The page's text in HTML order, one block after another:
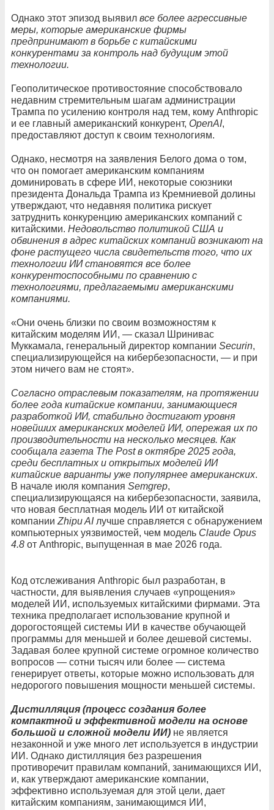
Однако этот эпизод выявил все более агрессивные
меры, которые американские фирмы
предпринимают в борьбе с китайскими
конкурентами за контроль над будущим этой
технологии.
Геополитическое противостояние способствовало
недавним стремительным шагам администрации
Трампа по усилению контроля над тем, кому Anthropic
и ее главный американский конкурент, OpenAI,
предоставляют доступ к своим технологиям.
Однако, несмотря на заявления Белого дома о том,
что он помогает американским компаниям
доминировать в сфере ИИ, некоторые союзники
президента Дональда Трампа из Кремниевой долины
утверждают, что недавняя политика рискует
затруднить конкуренцию американских компаний с
китайскими. Недовольство политикой США и
обвинения в адрес китайских компаний возникают на
фоне растущего числа свидетельств того, что их
технологии ИИ становятся все более
конкурентоспособными по сравнению с
технологиями, предлагаемыми американскими
компаниями.
«Они очень близки по своим возможностям к
китайским моделям ИИ, — сказал Шринивас
Муккамала, генеральный директор компании Securin,
специализирующейся на кибербезопасности, — и при
этом ничего вам не стоят».
Согласно отраслевым показателям, на протяжении
более года китайские компании, занимающиеся
разработкой ИИ, стабильно достигают уровня
новейших американских моделей ИИ, опережая их по
производительности на несколько месяцев. Как
сообщала газета The Post в октябре 2025 года,
среди бесплатных и открытых моделей ИИ
китайские варианты уже популярнее американских.
В начале июля компания Semgrep,
специализирующаяся на кибербезопасности, заявила,
что новая бесплатная модель ИИ от китайской
компании Zhipu AI лучше справляется с обнаружением
компьютерных уязвимостей, чем модель Claude Opus
4.8 от Anthropic, выпущенная в мае 2026 года.
Код отслеживания Anthropic был разработан, в
частности, для выявления случаев «упрощения»
моделей ИИ, используемых китайскими фирмами. Эта
техника предполагает использование крупной и
дорогостоящей системы ИИ в качестве обучающей
программы для меньшей и более дешевой системы.
Задавая более крупной системе огромное количество
вопросов — сотни тысяч или более — система
генерирует ответы, которые можно использовать для
недорогого повышения мощности меньшей системы.
Дистилляция (процесс создания более
компактной и эффективной модели на основе
большой и сложной модели ИИ) не является
незаконной и уже много лет используется в индустрии
ИИ. Однако дистилляция без разрешения
противоречит правилам компаний, занимающихся ИИ,
и, как утверждают американские компании,
эффективно используемая для этой цели, дает
китайским компаниям, занимающимся ИИ,